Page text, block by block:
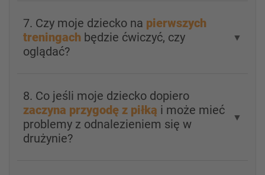
7. Czy moje dziecko na pierwszych
treningach będzie ćwiczyć, czy
oglądać?
▼
8. Co jeśli moje dziecko dopiero
zaczyna przygodę z piłką i może mieć
problemy z odnalezieniem się w
drużynie?
▼